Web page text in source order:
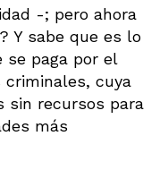
-; pero ahora
Y sabe que es lo
se paga por el
criminales, cuya
sin recursos para
más